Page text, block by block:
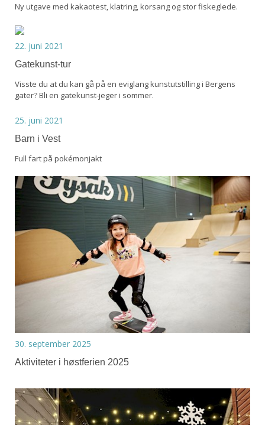
Ny utgave med kakaotest, klatring, korsang og stor fiskeglede.
22. juni 2021
Gatekunst-tur
Visste du at du kan gå på en eviglang kunstutstilling i Bergens
gater? Bli en gatekunst-jeger i sommer.
25. juni 2021
Barn i Vest
Full fart på pokémonjakt
30. september 2025
Aktiviteter i høstferien 2025